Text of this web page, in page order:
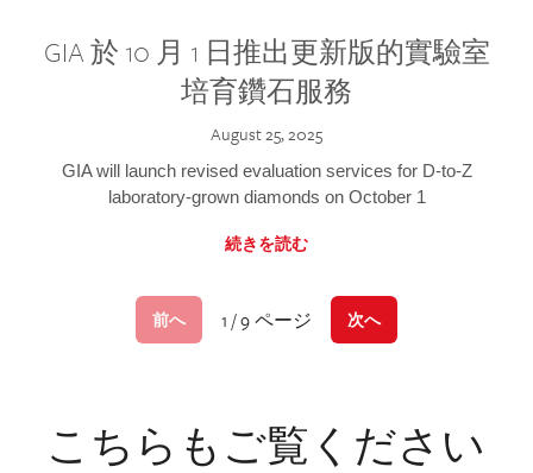
GIA 於 10 月 1 日推出更新版的實驗室
培育鑽石服務
August 25, 2025
GIA will launch revised evaluation services for D-to-Z
laboratory-grown diamonds on October 1
続きを読む
前へ 1 / 9 ページ 次へ
こちらもご覧ください